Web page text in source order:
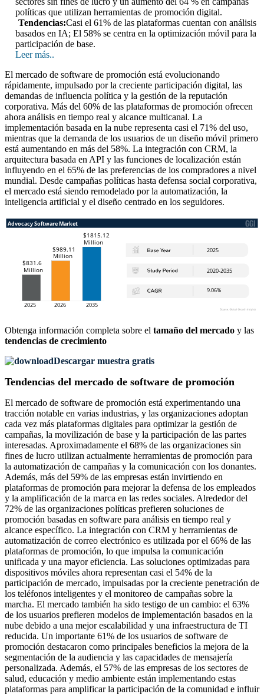
políticas que utilizan herramientas de promoción digital.
Tendencias:Casi el 61% de las plataformas cuentan con análisis
basados ​​en IA; El 58% se centra en la optimización móvil para la
participación de base.
Leer más..
El mercado de software de promoción está evolucionando
rápidamente, impulsado por la creciente participación digital, las
demandas de influencia política y la gestión de la reputación
corporativa. Más del 60% de las plataformas de promoción ofrecen
ahora análisis en tiempo real y alcance multicanal. La
implementación basada en la nube representa casi el 71% del uso,
mientras que la demanda de los usuarios de un diseño móvil primero
está aumentando en más del 58%. La integración con CRM, la
arquitectura basada en API y las funciones de localización están
influyendo en el 65% de las preferencias de los compradores a nivel
mundial. Desde campañas políticas hasta defensa social corporativa,
el mercado está siendo remodelado por la automatización, la
inteligencia artificial y el diseño centrado en los seguidores.
Obtenga información completa sobre el tamaño del mercado y las
tendencias de crecimiento
Descargar muestra gratis
Tendencias del mercado de software de promoción
El mercado de software de promoción está experimentando una
tracción notable en varias industrias, y las organizaciones adoptan
cada vez más plataformas digitales para optimizar la gestión de
campañas, la movilización de base y la participación de las partes
interesadas. Aproximadamente el 68% de las organizaciones sin
fines de lucro utilizan actualmente herramientas de promoción para
la automatización de campañas y la comunicación con los donantes.
Además, más del 59% de las empresas están invirtiendo en
plataformas de promoción para mejorar la defensa de los empleados
y la amplificación de la marca en las redes sociales. Alrededor del
72% de las organizaciones políticas prefieren soluciones de
promoción basadas en software para análisis en tiempo real y
alcance específico. La integración con CRM y herramientas de
automatización de correo electrónico es utilizada por el 66% de las
plataformas de promoción, lo que impulsa la comunicación
unificada y una mayor eficiencia. Las soluciones optimizadas para
dispositivos móviles ahora representan casi el 54% de la
participación de mercado, impulsadas por la creciente penetración de
los teléfonos inteligentes y el monitoreo de campañas sobre la
marcha. El mercado también ha sido testigo de un cambio: el 63%
de los usuarios prefieren modelos de implementación basados ​​en la
nube debido a una mejor escalabilidad y una infraestructura de TI
reducida. Un importante 61% de los usuarios de software de
promoción destacaron como principales beneficios la mejora de la
segmentación de la audiencia y las capacidades de mensajería
personalizada. Además, el 57% de las empresas de los sectores de
salud, educación y medio ambiente están implementando estas
plataformas para amplificar la participación de la comunidad e influir